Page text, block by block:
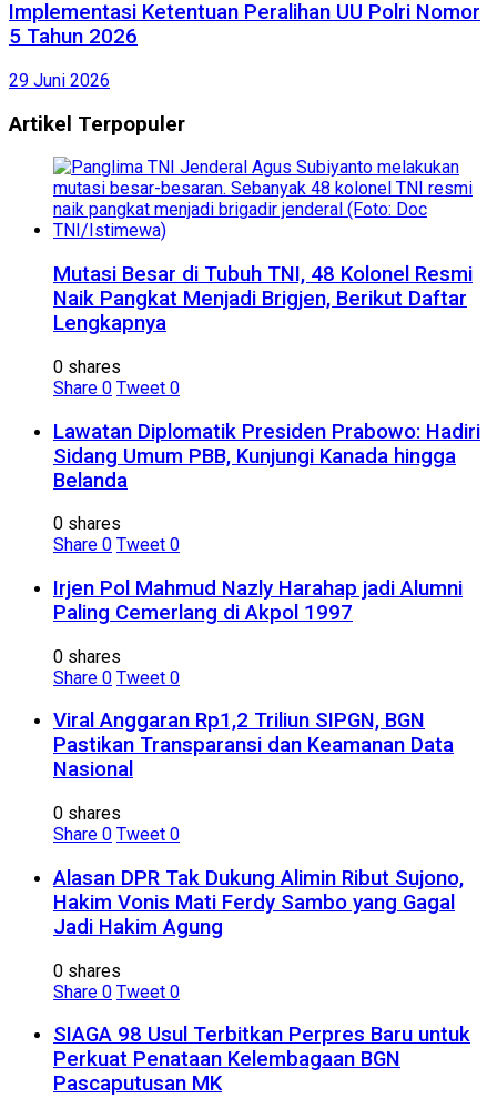
Implementasi Ketentuan Peralihan UU Polri Nomor
5 Tahun 2026
29 Juni 2026
Artikel Terpopuler
Mutasi Besar di Tubuh TNI, 48 Kolonel Resmi
Naik Pangkat Menjadi Brigjen, Berikut Daftar
Lengkapnya
0 shares
Share 0 Tweet 0
Lawatan Diplomatik Presiden Prabowo: Hadiri
Sidang Umum PBB, Kunjungi Kanada hingga
Belanda
0 shares
Share 0 Tweet 0
Irjen Pol Mahmud Nazly Harahap jadi Alumni
Paling Cemerlang di Akpol 1997
0 shares
Share 0 Tweet 0
Viral Anggaran Rp1,2 Triliun SIPGN, BGN
Pastikan Transparansi dan Keamanan Data
Nasional
0 shares
Share 0 Tweet 0
Alasan DPR Tak Dukung Alimin Ribut Sujono,
Hakim Vonis Mati Ferdy Sambo yang Gagal
Jadi Hakim Agung
0 shares
Share 0 Tweet 0
SIAGA 98 Usul Terbitkan Perpres Baru untuk
Perkuat Penataan Kelembagaan BGN
Pascaputusan MK